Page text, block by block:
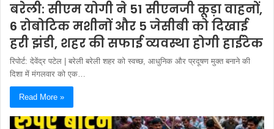
बरेली: सीएम योगी ने 51 सीएनजी कूड़ा वाहनों,
6 रोबोटिक मशीनों और 5 जेसीबी को दिखाई
हरी झंडी, शहर की सफाई व्यवस्था होगी हाईटेक
रिपोर्ट: देवेंद्र पटेल | बरेली बरेली शहर को स्वच्छ, आधुनिक और प्रदूषण मुक्त बनाने की
दिशा में मंगलवार को एक…
Read More »